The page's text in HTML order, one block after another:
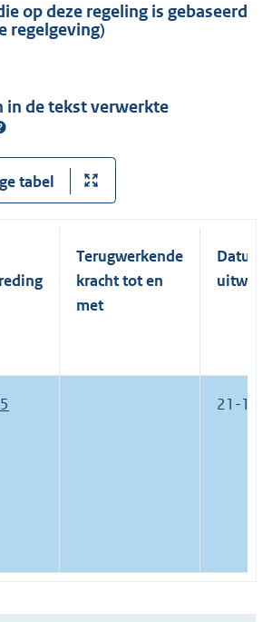
op deze regeling is gebaseerd
regelgeving)
in de tekst verwerkte
tabel
Terugwerkende
kracht tot en
met
Datum
21-12-